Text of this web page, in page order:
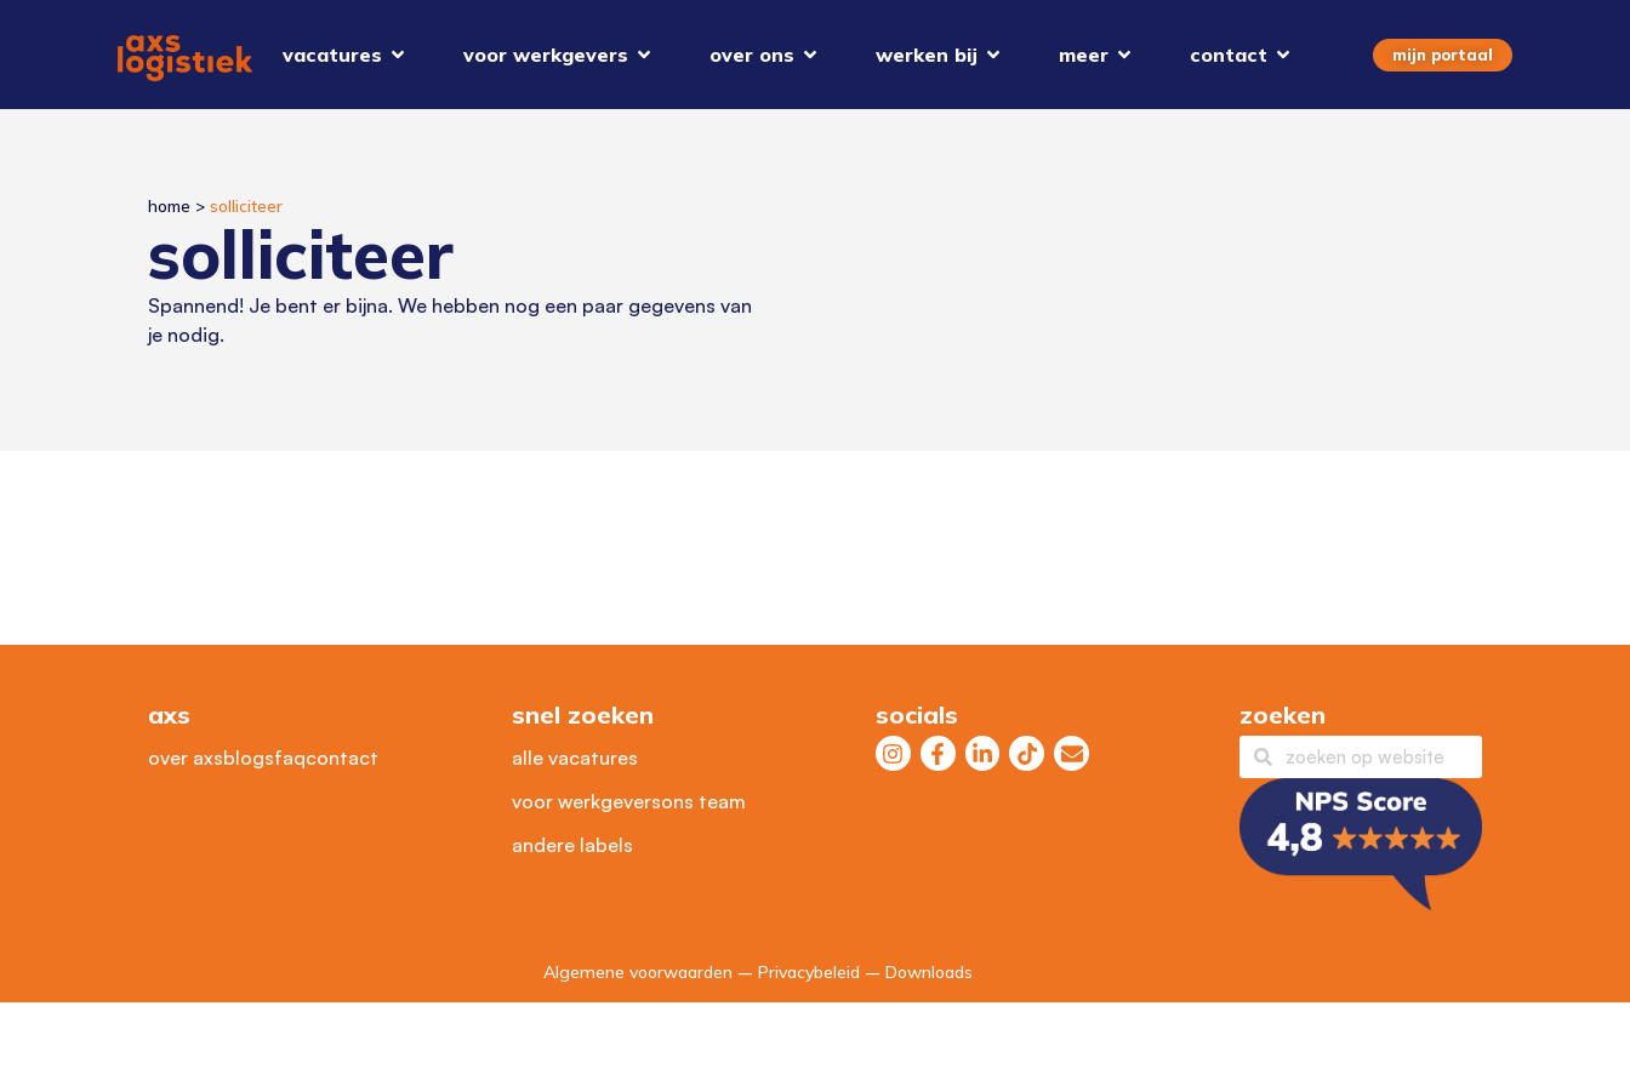
vacatures voor werkgevers over ons werken bij meer contact mijn portaal
home > solliciteer
solliciteer
Spannend! Je bent er bijna. We hebben nog een paar gegevens van
je nodig.
axs
over axsblogsfaqcontact
snel zoeken
alle vacatures
voor werkgeversons team
andere labels
socials zoeken
Algemene voorwaarden – Privacybeleid – Downloads